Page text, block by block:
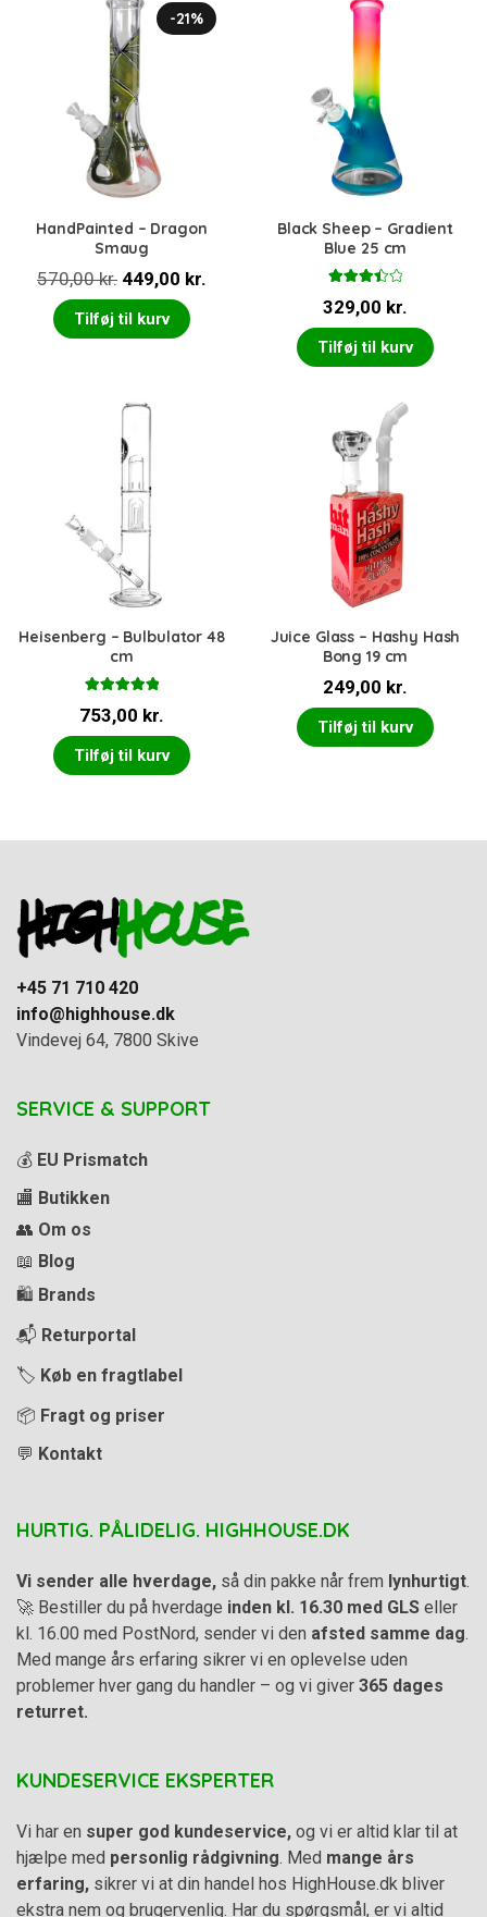
-21%
HandPainted – Dragon
Smaug
570,00kr. Den
oprindelige
pris
449,00 kr.
Tilføj til kurv
Black Sheep – Gradient
Blue 25 cm
t3.50
ud af 5
329,00 kr.
Tilføj til kurv
Heisenberg – Bulbulator 48
cm
5.00ud af 5
753,00 kr.
Tilføj til kurv
Juice Glass – Hashy Hash
Bong 19 cm
249,00 kr.
Tilføj til kurv
+45 71 710 420
info@highhouse.dk
Vindevej 64, 7800 Skive
SERVICE & SUPPORT
💰 EU Prismatch
🏬 Butikken
👥 Om os
📖 Blog
🛍️ Brands
📬 Returportal
🏷️ Køb en fragtlabel
📦 Fragt og priser
💬 Kontakt
HURTIG. PÅLIDELIG. HIGHHOUSE.DK
Vi sender alle hverdage, så din pakke når frem lynhurtigt.
🚀 Bestiller du på hverdage inden kl. 16.30 med GLS eller
kl. 16.00 med PostNord, sender vi den afsted samme dag.
Med mange års erfaring sikrer vi en oplevelse uden
problemer hver gang du handler – og vi giver 365 dages
returret.
KUNDESERVICE EKSPERTER
Vi har en super god kundeservice, og vi er altid klar til at
hjælpe med personlig rådgivning. Med mange års
erfaring, sikrer vi at din handel hos HighHouse.dk bliver
ekstra nem og brugervenlig. Har du spørgsmål, er vi altid